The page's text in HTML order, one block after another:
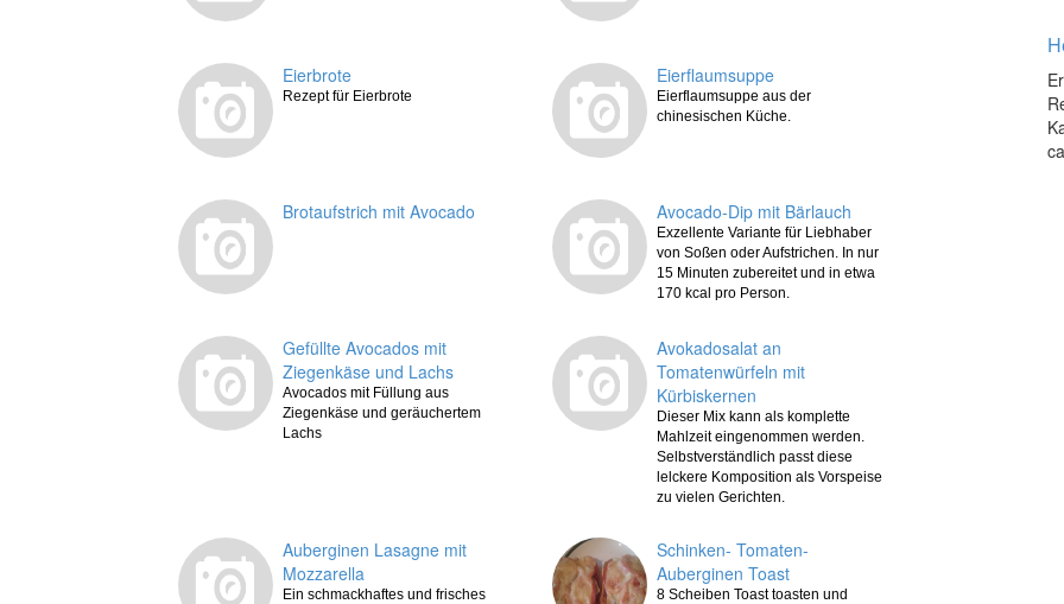
Eierbrote
Rezept für Eierbrote
Eierflaumsuppe
Eierflaumsuppe aus der
chinesischen Küche.
Brotaufstrich mit Avocado Avocado-Dip mit Bärlauch
Exzellente Variante für Liebhaber
von Soßen oder Aufstrichen. In nur
15 Minuten zubereitet und in etwa
170 kcal pro Person.
Gefüllte Avocados mit
Ziegenkäse und Lachs
Avocados mit Füllung aus
Ziegenkäse und geräuchertem
Lachs
Avokadosalat an
Tomatenwürfeln mit
Kürbiskernen
Dieser Mix kann als komplette
Mahlzeit eingenommen werden.
Selbstverständlich passt diese
lelckere Komposition als Vorspeise
zu vielen Gerichten.
Auberginen Lasagne mit
Mozzarella
Ein schmackhaftes und frisches
Schinken- Tomaten-
Auberginen Toast
8 Scheiben Toast toasten und